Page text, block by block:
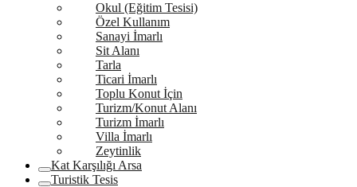
Okul (Eğitim Tesisi)
Özel Kullanım
Sanayi İmarlı
Sit Alanı
Tarla
Ticari İmarlı
Toplu Konut İçin
Turizm/Konut Alanı
Turizm İmarlı
Villa İmarlı
Zeytinlik
Kat Karşılığı Arsa
Turistik Tesis